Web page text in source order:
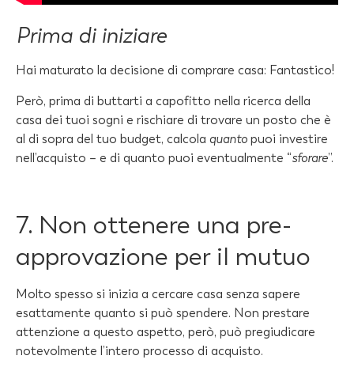
Prima di iniziare
Hai maturato la decisione di comprare casa: Fantastico!
Però, prima di buttarti a capofitto nella ricerca della
casa dei tuoi sogni e rischiare di trovare un posto che è
al di sopra del tuo budget, calcola quanto puoi investire
nell’acquisto – e di quanto puoi eventualmente “sforare”.
7. Non ottenere una pre-
approvazione per il mutuo
Molto spesso si inizia a cercare casa senza sapere
esattamente quanto si può spendere. Non prestare
attenzione a questo aspetto, però, può pregiudicare
notevolmente l’intero processo di acquisto.